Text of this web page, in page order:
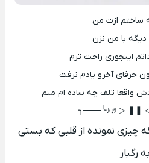
ساختم ازت من
با من نزن
اینجوری راحت ترم
حرفای آخرو یادم نرفت
واقعا تلف چه ساده ام منم
╭───╯♪♬◁ ❚❚
چیزی نمونده از قلبی که بستی
به رگبار